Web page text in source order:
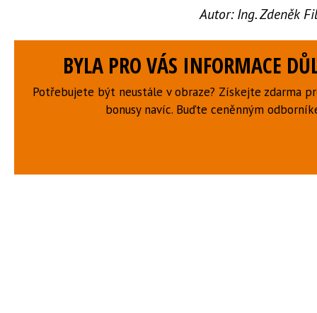
Autor: Ing. Zdeněk
BYLA PRO VÁS INFORMACE
Potřebujete být neustále v obraze? Získejte zdarma
bonusy navíc. Buďte ceněnným